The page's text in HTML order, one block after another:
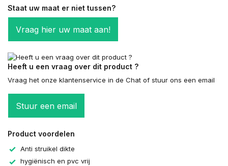
Staat uw maat er niet tussen?
Vraag hier uw maat aan!
Heeft u een vraag over dit product ?
Vraag het onze klantenservice in de Chat of stuur ons een email
Stuur een email
Product voordelen
Anti struikel dikte
hygiënisch en pvc vrij